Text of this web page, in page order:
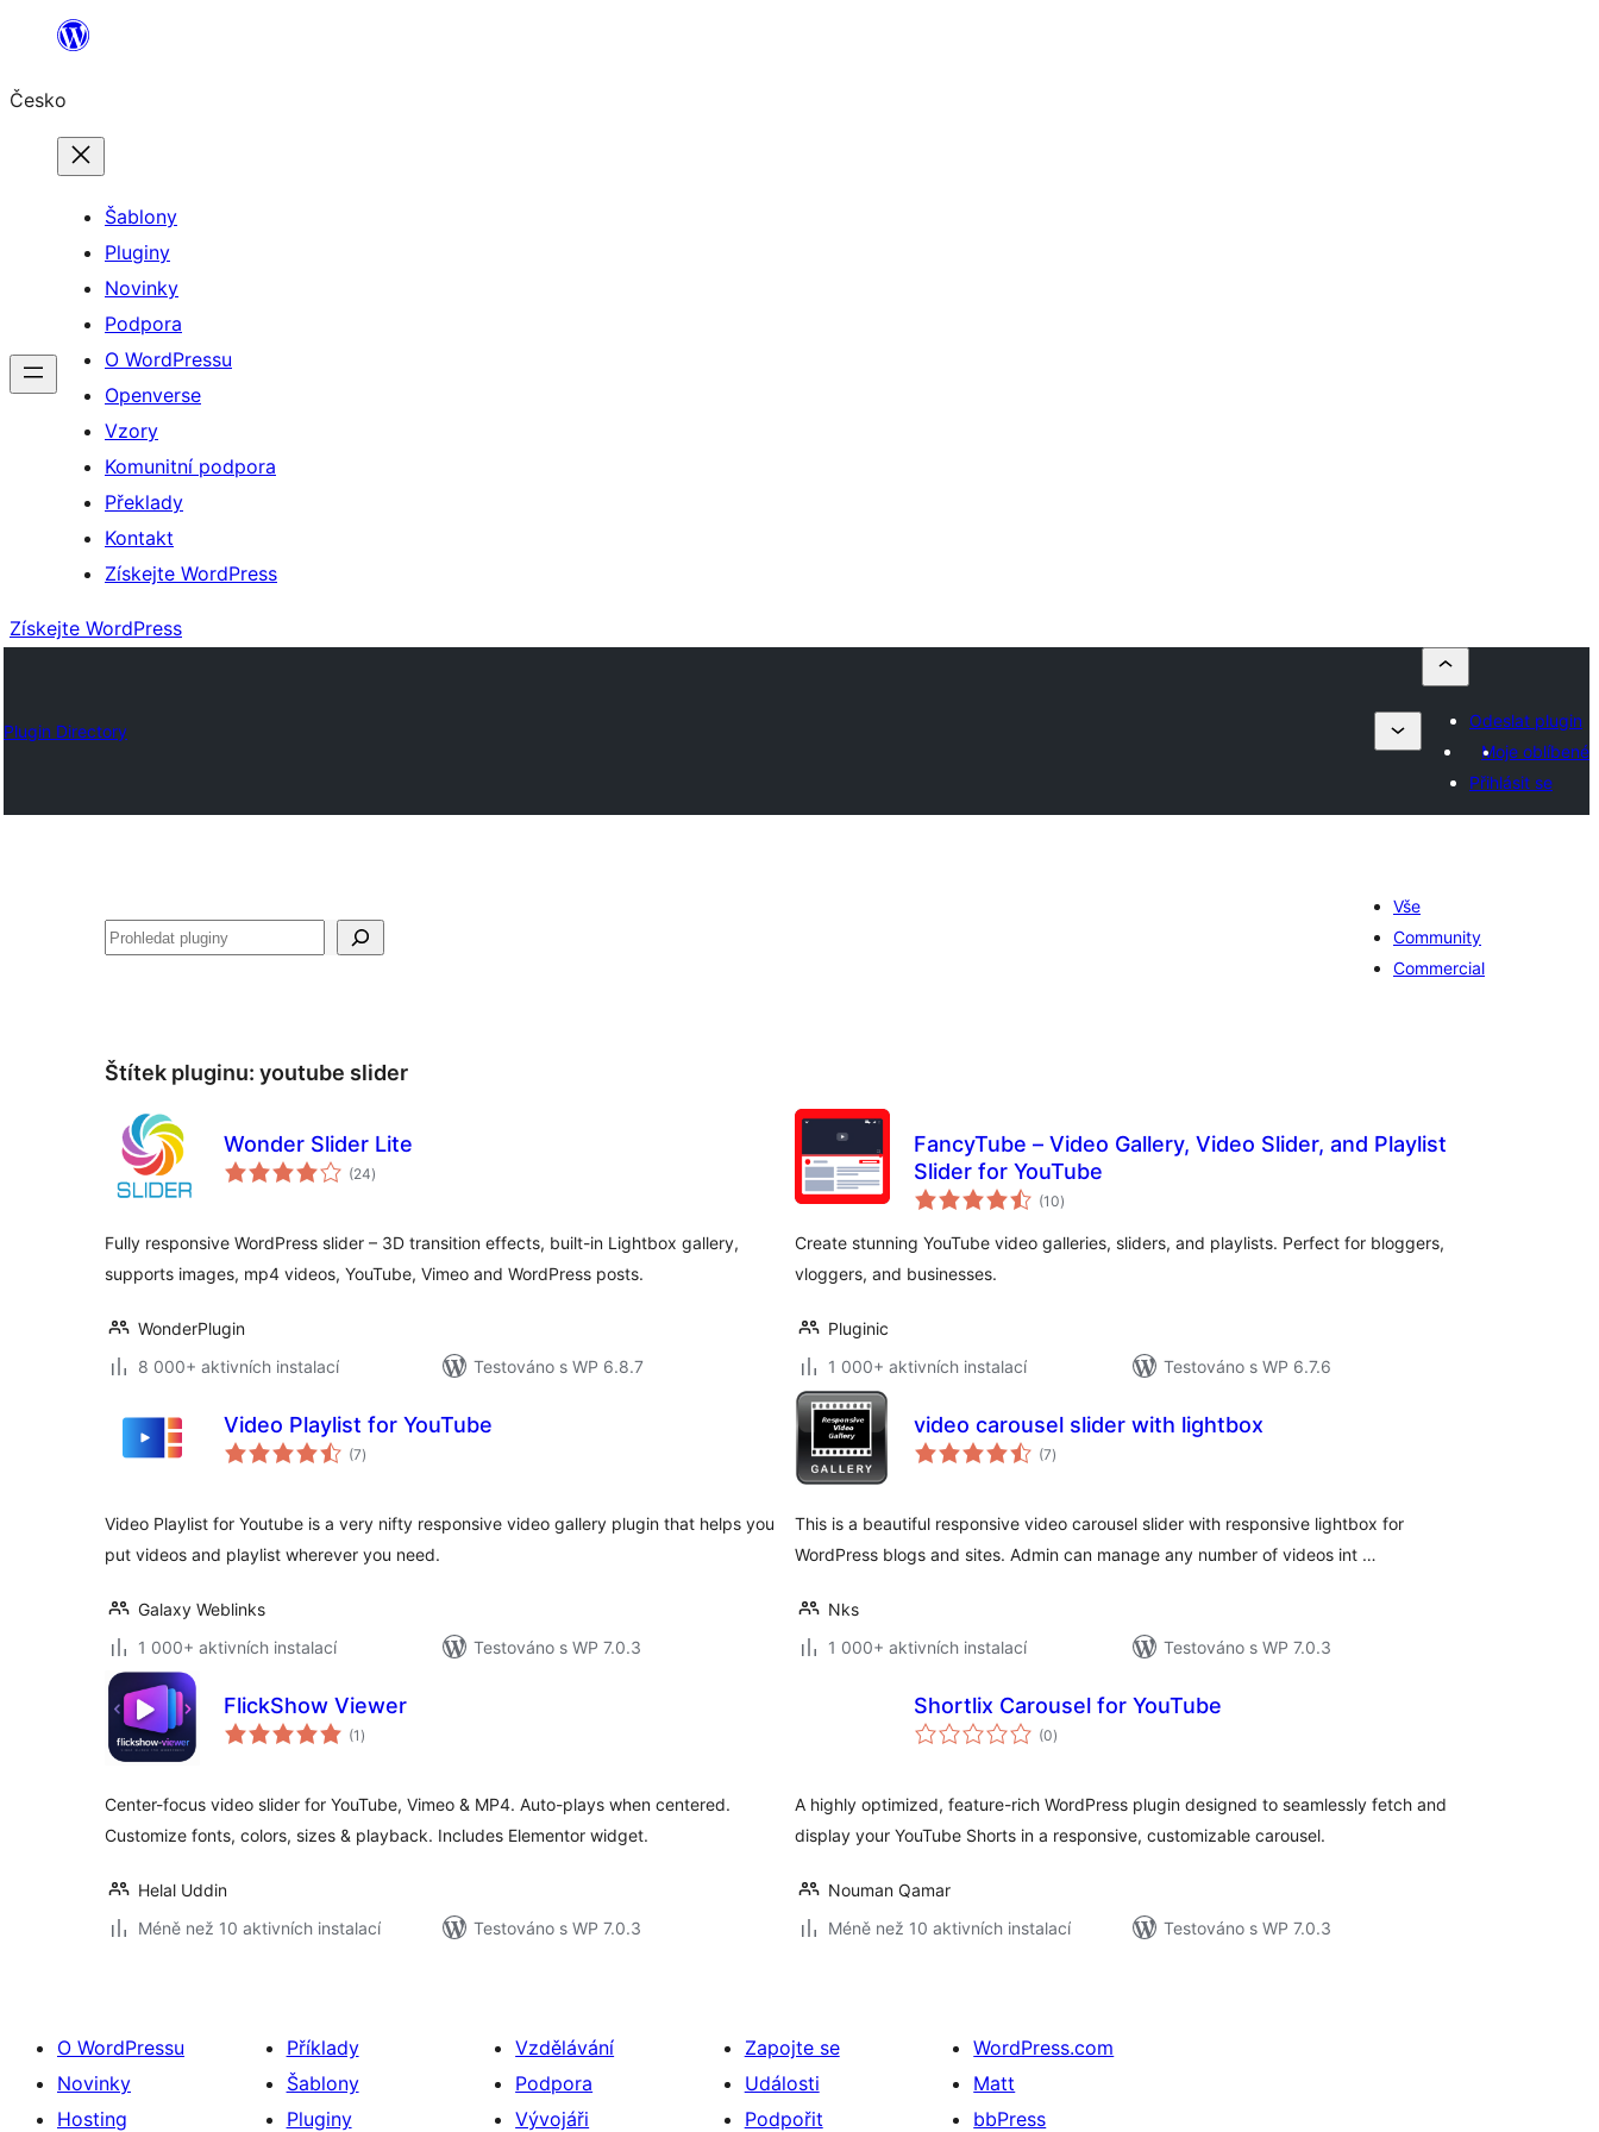
Přeskočit
obsah
Česko
Šablony
Pluginy
Novinky
Podpora
O WordPressu
Openverse
Vzory
Komunitní podpora
Překlady
Kontakt
Získejte WordPress
Získejte WordPress
Plugin Directory
Odeslat plugin
Moje oblíbené
Přihlásit se
Hledat
Vše
Community
Commercial
Štítek pluginu: youtube slider
Wonder Slider Lite
(24celkové
hodnocení
)
Fully responsive WordPress slider – 3D transition effects, built-in Lightbox gallery,
supports images, mp4 videos, YouTube, Vimeo and WordPress posts.
WonderPlugin
8 000+ aktivních instalací
Testováno s WP 6.8.7
FancyTube – Video Gallery, Video Slider, and Playlist
Slider for YouTube
(10celkové
hodnocení
)
Create stunning YouTube video galleries, sliders, and playlists. Perfect for bloggers,
vloggers, and businesses.
Pluginic
1 000+ aktivních instalací
Testováno s WP 6.7.6
Video Playlist for YouTube
(7celkové
hodnocení
)
Video Playlist for Youtube is a very nifty responsive video gallery plugin that helps you
put videos and playlist wherever you need.
Galaxy Weblinks
1 000+ aktivních instalací
Testováno s WP 7.0.3
video carousel slider with lightbox
(7celkové
hodnocení
)
This is a beautiful responsive video carousel slider with responsive lightbox for
WordPress blogs and sites. Admin can manage any number of videos int …
Nks
1 000+ aktivních instalací
Testováno s WP 7.0.3
FlickShow Viewer
(1 celkové
hodnocení
)
Center-focus video slider for YouTube, Vimeo & MP4. Auto-plays when centered.
Customize fonts, colors, sizes & playback. Includes Elementor widget.
Helal Uddin
Méně než 10 aktivních instalací
Testováno s WP 7.0.3
Shortlix Carousel for YouTube
(0celkové
hodnocení
)
A highly optimized, feature-rich WordPress plugin designed to seamlessly fetch and
display your YouTube Shorts in a responsive, customizable carousel.
Nouman Qamar
Méně než 10 aktivních instalací
Testováno s WP 7.0.3
O WordPressu
Novinky
Hosting
Příklady
Šablony
Pluginy
Vzdělávání
Podpora
Vývojáři
Zapojte se
Události
Podpořit
WordPress.com
Matt
bbPress